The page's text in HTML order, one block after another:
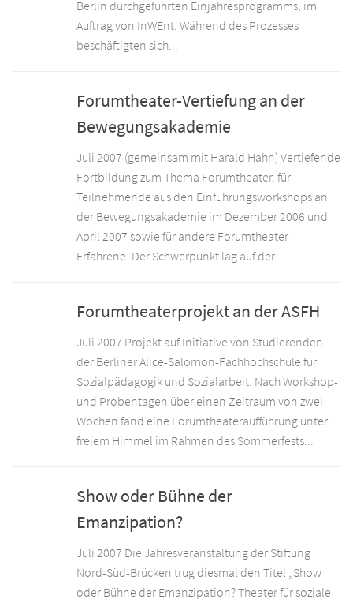
Berlin durchgeführten Einjahresprogramms, im
Auftrag von InWEnt. Während des Prozesses
beschäftigten sich...
Forumtheater-Vertiefung an der
Bewegungsakademie
Juli 2007 (gemeinsam mit Harald Hahn) Vertiefende
Fortbildung zum Thema Forumtheater, für
Teilnehmende aus den Einführungsworkshops an
der Bewegungsakademie im Dezember 2006 und
April 2007 sowie für andere Forumtheater-
Erfahrene. Der Schwerpunkt lag auf der...
Forumtheaterprojekt an der ASFH
Juli 2007 Projekt auf Initiative von Studierenden
der Berliner Alice-Salomon-Fachhochschule für
Sozialpädagogik und Sozialarbeit. Nach Workshop-
und Probentagen über einen Zeitraum von zwei
Wochen fand eine Forumtheateraufführung unter
freiem Himmel im Rahmen des Sommerfests...
Show oder Bühne der
Emanzipation?
Juli 2007 Die Jahresveranstaltung der Stiftung
Nord-Süd-Brücken trug diesmal den Titel „Show
oder Bühne der Emanzipation? Theater für soziale